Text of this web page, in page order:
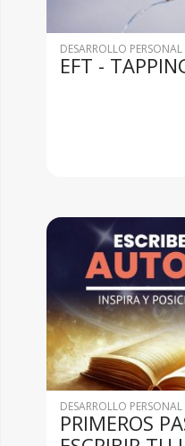
DESARROLLO PERSONAL
EFT -
DESARROLLO PERSONAL
PRIMEROS